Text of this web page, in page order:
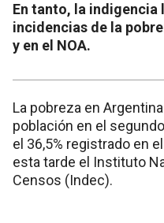
En tanto, la indigencia
incidencias de la
y en el NOA.
La pobreza en
población en el
el 36,5% registrado en
esta tarde el Instituto
Censos (Indec).